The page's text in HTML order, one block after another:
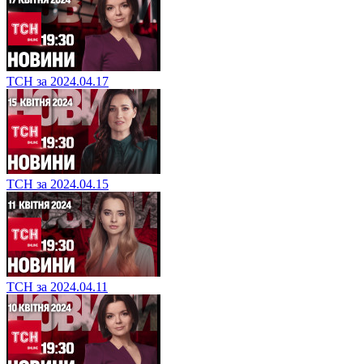
ТСН за 2024.04.17
ТСН за 2024.04.15
ТСН за 2024.04.11